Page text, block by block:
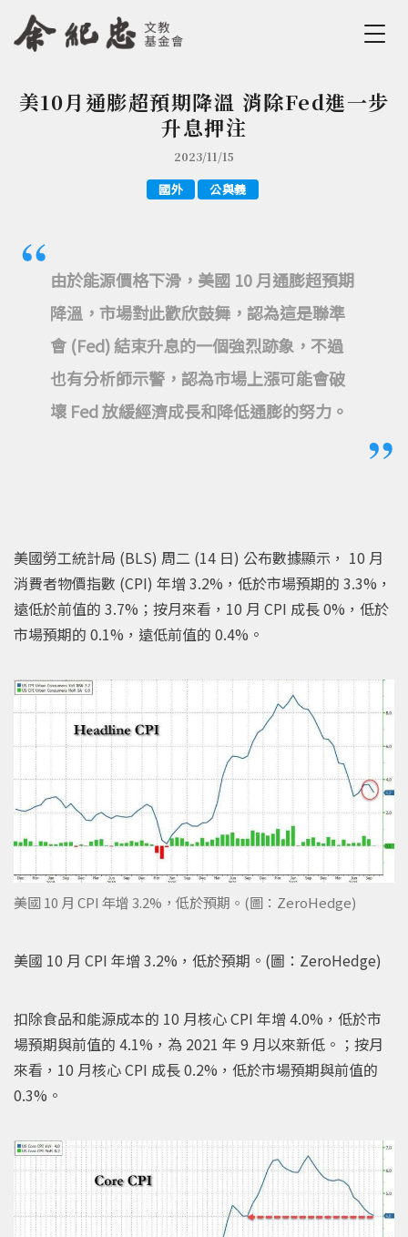
Jump to Navigation
Jump to Main content
您在這裡
美10月通膨超預期降溫 消除Fed進一步
升息押注
2023/11/15
國外 公與義
由於能源價格下滑，美國 10 月通膨超預期
降溫，市場對此歡欣鼓舞，認為這是聯準
會 (Fed) 結束升息的一個強烈跡象，不過
也有分析師示警，認為市場上漲可能會破
壞 Fed 放緩經濟成長和降低通膨的努力。
美國勞工統計局 (BLS) 周二 (14 日) 公布數據顯示， 10 月
消費者物價指數 (CPI) 年增 3.2%，低於市場預期的 3.3%，
遠低於前值的 3.7%；按月來看，10 月 CPI 成長 0%，低於
市場預期的 0.1%，遠低前值的 0.4%。
美國 10 月 CPI 年增 3.2%，低於預期。(圖：ZeroHedge)
美國 10 月 CPI 年增 3.2%，低於預期。(圖：ZeroHedge)
扣除食品和能源成本的 10 月核心 CPI 年增 4.0%，低於市
場預期與前值的 4.1%，為 2021 年 9 月以來新低。；按月
來看，10 月核心 CPI 成長 0.2%，低於市場預期與前值的
0.3%。